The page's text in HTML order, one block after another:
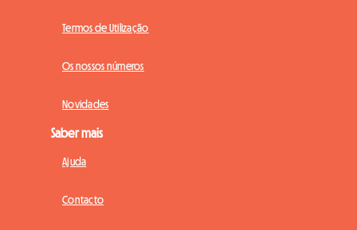
Termos de Utilização
Os nossos números
Novidades
Saber mais
Ajuda
Contacto